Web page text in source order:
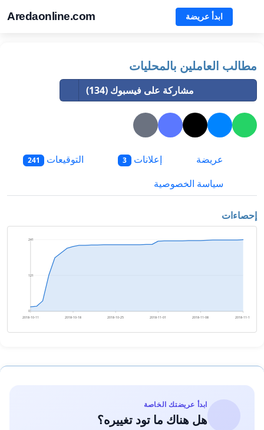
Aredaonline.com ابدأ عريضة
مطالب العاملين بالمحليات
مشاركة على فيسبوك (134)
عريضة إعلانات 3 التوقيعات 241
سياسة الخصوصية
إحصاءات
0
121
241
2018-10-11 2018-10-18 2018-10-25 2018-11-01 2018-11-08 2018-11-15
ابدأ عريضتك الخاصة
هل هناك ما تود تغييره؟